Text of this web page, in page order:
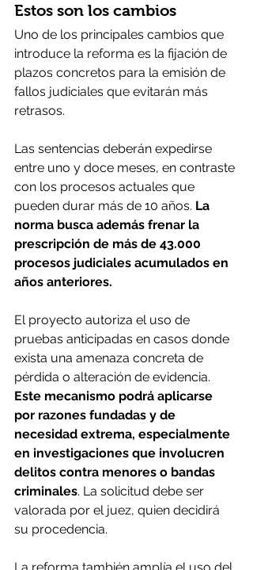
Estos son los cambios
Uno de los principales cambios que
introduce la reforma es la fijación de
plazos concretos para la emisión de
fallos judiciales que evitarán más
retrasos.
Las sentencias deberán expedirse
entre uno y doce meses, en contraste
con los procesos actuales que
pueden durar más de 10 años. La
norma busca además frenar la
prescripción de más de 43.000
procesos judiciales acumulados en
años anteriores.
El proyecto autoriza el uso de
pruebas anticipadas en casos donde
exista una amenaza concreta de
pérdida o alteración de evidencia.
Este mecanismo podrá aplicarse
por razones fundadas y de
necesidad extrema, especialmente
en investigaciones que involucren
delitos contra menores o bandas
criminales. La solicitud debe ser
valorada por el juez, quien decidirá
su procedencia.